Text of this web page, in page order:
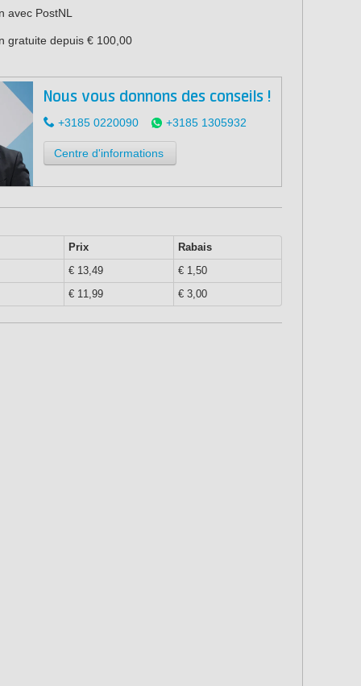
avec PostNL
gratuite depuis € 100,00
Nous vous donnons des conseils !
+3185 0220090 +3185 1305932
Centre d'informations
Prix
Rabais
€ 13,49
€ 1,50
€ 11,99 € 3,00